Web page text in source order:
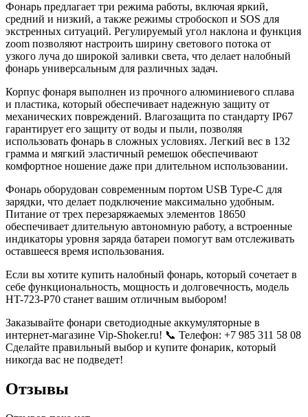
Фонарь предлагает три режима работы, включая яркий,
средний и низкий, а также режимы стробоскоп и SOS для
экстренных ситуаций. Регулируемый угол наклона и функция
zoom позволяют настроить ширину светового потока от
узкого луча до широкой заливки света, что делает налобный
фонарь универсальным для различных задач.
Корпус фонаря выполнен из прочного алюминиевого сплава
и пластика, который обеспечивает надежную защиту от
механических повреждений. Влагозащита по стандарту IP67
гарантирует его защиту от воды и пыли, позволяя
использовать фонарь в сложных условиях. Легкий вес в 132
грамма и мягкий эластичный ремешок обеспечивают
комфортное ношение даже при длительном использовании.
Фонарь оборудован современным портом USB Type-C для
зарядки, что делает подключение максимально удобным.
Питание от трех перезаряжаемых элементов 18650
обеспечивает длительную автономную работу, а встроенные
индикаторы уровня заряда батареи помогут вам отслеживать
оставшееся время использования.
Если вы хотите купить налобный фонарь, который сочетает в
себе функциональность, мощность и долговечность, модель
HT-723-P70 станет вашим отличным выбором!
Заказывайте фонари светодиодные аккумуляторные в
интернет-магазине Vip-Shoker.ru! 📞 Телефон: +7 985 311 58 08
Сделайте правильный выбор и купите фонарик, который
никогда вас не подведет!
Отзывы